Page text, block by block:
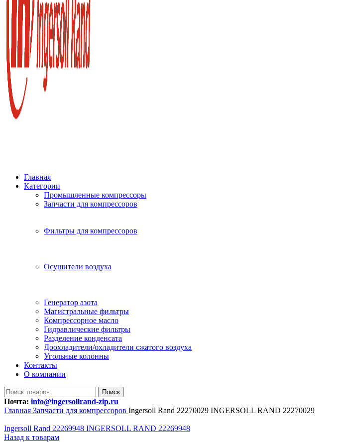
Главная
Категории
Промышленные компрессоры
Запчасти для компрессоров
Фильтры для компрессоров
Осушители воздуха
Генератор азота
Магистральные фильтры
Компрессорное масло
Гидравлические фильтры
Разделение конденсата
Доохладители/охладители сжатого воздуха
Угольные колонны
Контакты
О компании
Поиск
Почта: info@ingersollrand-zip.ru
Главная Запчасти для компрессоров Ingersoll Rand 22270029 INGERSOLL RAND 22270029
Ingersoll Rand 22269948 INGERSOLL RAND 22269948
Назад к товарам